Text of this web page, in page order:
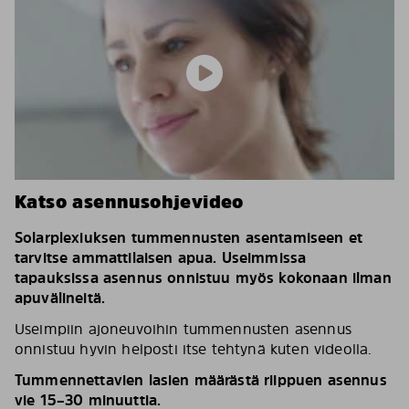
Katso asennusohjevideo
Solarplexiuksen tummennusten asentamiseen et
tarvitse ammattilaisen apua. Useimmissa
tapauksissa asennus onnistuu myös kokonaan ilman
apuvälineitä.
Useimpiin ajoneuvoihin tummennusten asennus
onnistuu hyvin helposti itse tehtynä kuten videolla.
Tummennettavien lasien määrästä riippuen asennus
vie 15–30 minuuttia.